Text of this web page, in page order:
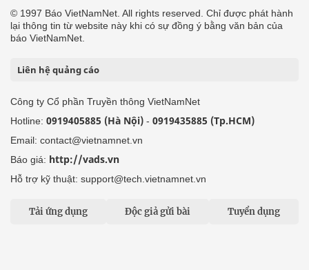
© 1997 Báo VietNamNet. All rights reserved. Chỉ được phát hành
lại thông tin từ website này khi có sự đồng ý bằng văn bản của
báo VietNamNet.
Liên hệ quảng cáo
Công ty Cổ phần Truyền thông VietNamNet
Hotline: 0919405885 (Hà Nội) - 0919435885 (Tp.HCM)
Email: contact@vietnamnet.vn
Báo giá: http://vads.vn
Hỗ trợ kỹ thuật: support@tech.vietnamnet.vn
Tải ứng dụng Độc giả gửi bài Tuyển dụng